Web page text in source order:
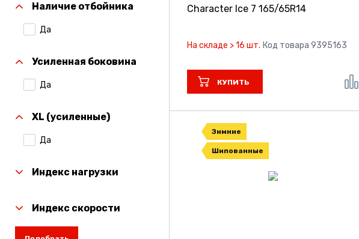
Gislaved
Gripmax
Kumho
Laufenn
Linglong
Наличие отбойника
Да
Усиленная боковина
Да
XL (усиленные)
Да
Индекс нагрузки
Индекс скорости
Character Ice 7 165/65R14
На складе > 16 шт. Код товара 9395163
КУПИТЬ
Зимние
Шипованные